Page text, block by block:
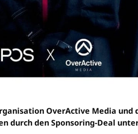
OverActive Media
durch den Sponsoring-Deal